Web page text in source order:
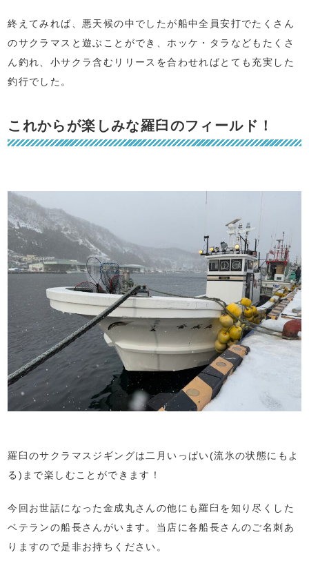
終えてみれば、悪天候の中でしたが船中全員安打でたくさん
のサクラマスと遊ぶことができ、ホッケ・タラなどもたくさ
ん釣れ、小サクラ含むリリースを合わせればとても充実した
釣行でした。
これからが楽しみな羅臼のフィールド！
羅臼のサクラマスジギングは二月いっぱい(流氷の状態にもよ
る)まで楽しむことができます！
今回お世話になった金成丸さんの他にも羅臼を知り尽くした
ベテランの船長さんがいます。当店に各船長さんのご名刺あ
りますので是非お持ちください。